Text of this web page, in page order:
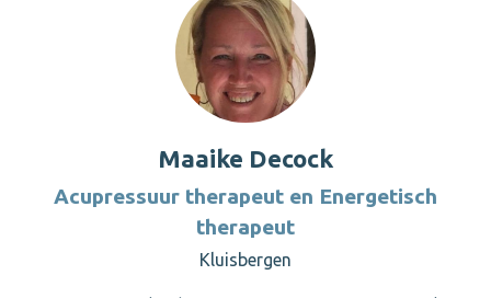
Maaike Decock
Acupressuur therapeut en Energetisch
therapeut
Kluisbergen